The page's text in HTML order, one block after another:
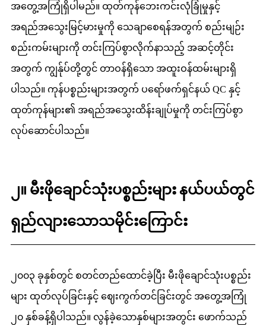
အတွေ့အကြုံရှိပါမည်။ ထုတ်ကုန်ဘေးကင်းလုံခြုံမှုနှင့်
အရည်အသွေးမြင့်မားမှုကို သေချာစေရန်အတွက် စည်းမျဉ်း
စည်းကမ်းများကို တင်းကြပ်စွာလိုက်နာသည့် အဆင့်တိုင်း
အတွက် ကျွန်ုပ်တို့တွင် တာဝန်ရှိသော အထူးဝန်ထမ်းများရှိ
ပါသည်။ ကုန်ပစ္စည်းများအတွက် ပရော်ဖက်ရှင်နယ် QC နှင့်
ထုတ်ကုန်များ၏ အရည်အသွေးထိန်းချုပ်မှုကို တင်းကြပ်စွာ
လုပ်ဆောင်ပါသည်။
၂။ မီးဖိုချောင်သုံးပစ္စည်းများ နယ်ပယ်တွင်
ရှည်လျားသောသမိုင်းကြောင်း
၂၀၀၃ ခုနှစ်တွင် စတင်တည်ထောင်ခဲ့ပြီး မီးဖိုချောင်သုံးပစ္စည်း
များ ထုတ်လုပ်ခြင်းနှင့် ဈေးကွက်တင်ခြင်းတွင် အတွေ့အကြုံ
၂၀ နှစ်ခန့်ရှိပါသည်။ လွန်ခဲ့သောနှစ်များအတွင်း ဖောက်သည်